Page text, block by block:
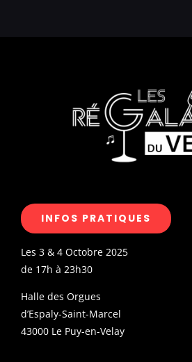
INFOS PRATIQUES
Les 3 & 4 Octobre 2025
de 17h à 23h30
Halle des Orgues
d’Espaly-Saint-Marcel
43000 Le Puy-en-Velay